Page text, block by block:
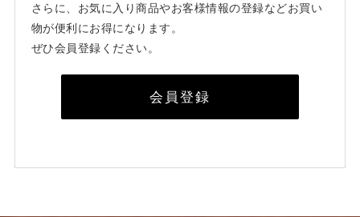
さらに、お気に入り商品やお客様情報の登録などお買い
物が便利にお得になります。
ぜひ会員登録ください。
会員登録